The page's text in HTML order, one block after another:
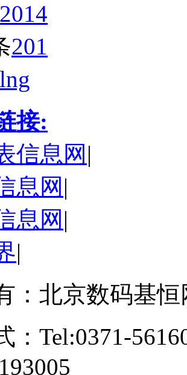
2014
201
lng
接:
信息网 |
息网 |
息网 |
|
：北京数码基
：Tel:0371-